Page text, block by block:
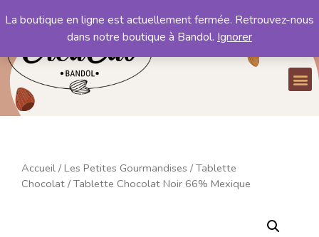
Mon compte
Accueil / Les Petites Gourmandises / Tablette
Chocolat / Tablette Chocolat Noir 66% Mexique
La boutique en ligne est actuellement fermée. Retrouvez-nous
dans notre boutique à Bandol. Ignorer